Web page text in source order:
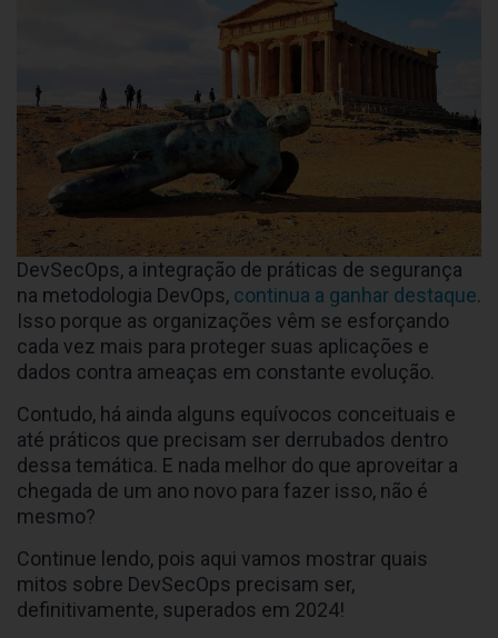
DevSecOps, a integração de práticas de segurança
na metodologia DevOps, continua a ganhar destaque.
Isso porque as organizações vêm se esforçando
cada vez mais para proteger suas aplicações e
dados contra ameaças em constante evolução.
Contudo, há ainda alguns equívocos conceituais e
até práticos que precisam ser derrubados dentro
dessa temática. E nada melhor do que aproveitar a
chegada de um ano novo para fazer isso, não é
mesmo?
Continue lendo, pois aqui vamos mostrar quais
mitos sobre DevSecOps precisam ser,
definitivamente, superados em 2024!